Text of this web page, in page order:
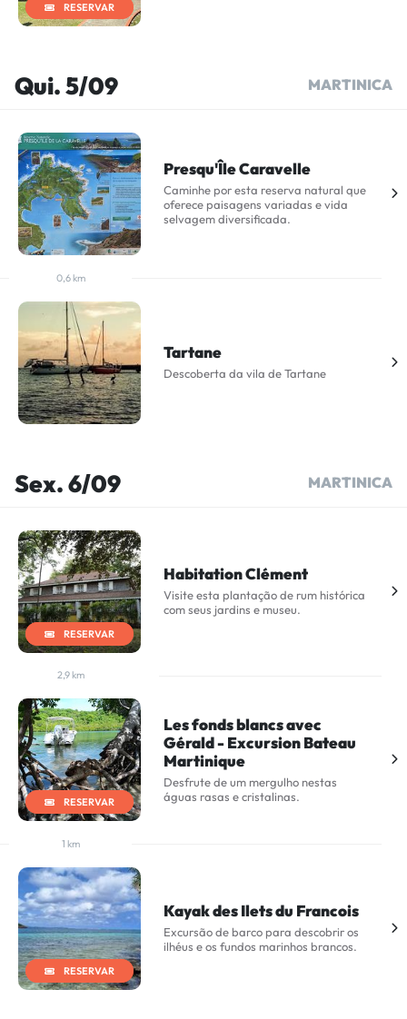
RESERVAR
Qui. 5/09 MARTINICA
Presqu'Île Caravelle
Caminhe por esta reserva natural que
oferece paisagens variadas e vida
selvagem diversificada.
0,6 km
Tartane
Descoberta da vila de Tartane
Sex. 6/09 MARTINICA
RESERVAR
Habitation Clément
Visite esta plantação de rum histórica
com seus jardins e museu.
2,9 km
RESERVAR
Les fonds blancs avec
Gérald - Excursion Bateau
Martinique
Desfrute de um mergulho nestas
águas rasas e cristalinas.
1 km
RESERVAR
Kayak des Ilets du Francois
Excursão de barco para descobrir os
ilhéus e os fundos marinhos brancos.